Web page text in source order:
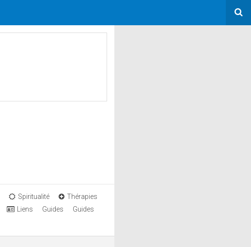
Spiritualité
Thérapies
Liens Guides
Guides